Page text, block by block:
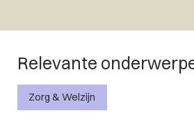
Relevante
Zorg & Welzijn